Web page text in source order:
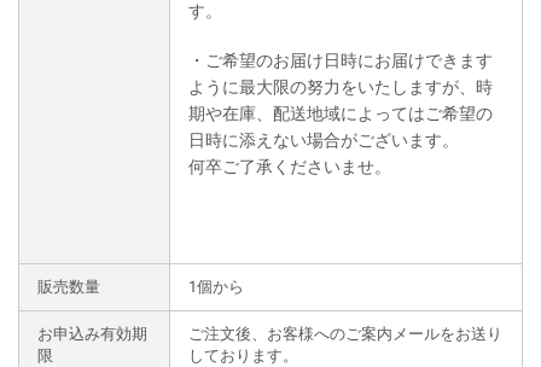
す。
・ご希望のお届け日時にお届けできます
ように最大限の努力をいたしますが、時
期や在庫、配送地域によってはご希望の
日時に添えない場合がございます。
何卒ご了承くださいませ。
販売数量 1個から
お申込み有効期
限
ご注文後、お客様へのご案内メールをお送り
しております。